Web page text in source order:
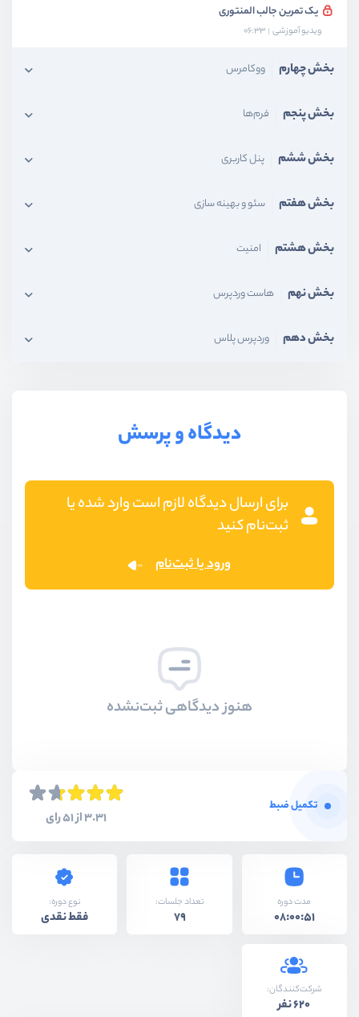
یک تمرین جالب المنتوری
ویدیو آموزشی 06:33
بخش چهارم ووکامرس
بخش پنجم فرم‌ها
بخش ششم پنل کاربری
بخش هفتم سئو و بهینه سازی
بخش هشتم امنیت
بخش نهم هاست وردپرس
بخش دهم وردپرس پلاس
دیدگاه و پرسش
برای ارسال دیدگاه لازم است وارد شده یا
ثبت‌نام کنید
ورود یا ثبت‌نام
هنوز دیدگاهی ثبت‌نشده
تکمیل ضبط
3.31 از 51 رای
مدت دوره
08:00:51
تعداد جلسات:
79
نوع دوره:
فقط نقدی
شرکت‌کنندگان:
620 نفر